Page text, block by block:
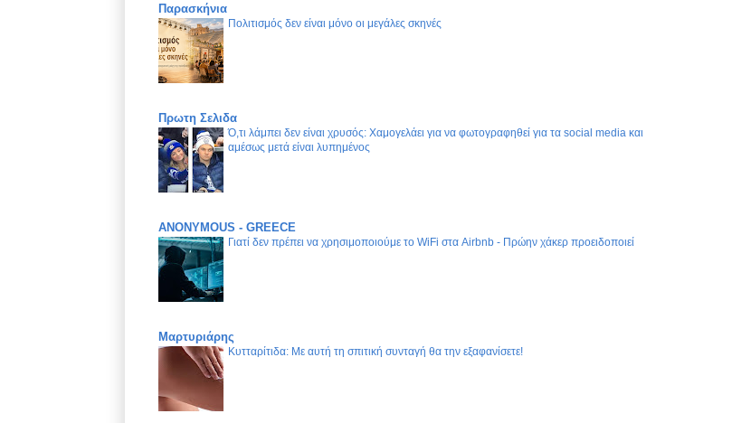
Παρασκήνια
Πολιτισμός δεν είναι μόνο οι μεγάλες σκηνές
Πρωτη Σελιδα
Ό,τι λάμπει δεν είναι χρυσός: Χαμογελάει για να φωτογραφηθεί για τα social media και
αμέσως μετά είναι λυπημένος
ANONYMOUS - GREECE
Γιατί δεν πρέπει να χρησιμοποιούμε το WiFi στα Airbnb - Πρώην χάκερ προειδοποιεί
Μαρτυριάρης
Κυτταρίτιδα: Με αυτή τη σπιτική συνταγή θα την εξαφανίσετε!